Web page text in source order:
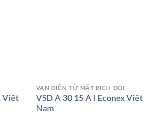
Việt
VAN ĐIỆN TỪ MẶT BÍCH ĐÔI
VSD A 30 15 A I Econex Việt
Nam